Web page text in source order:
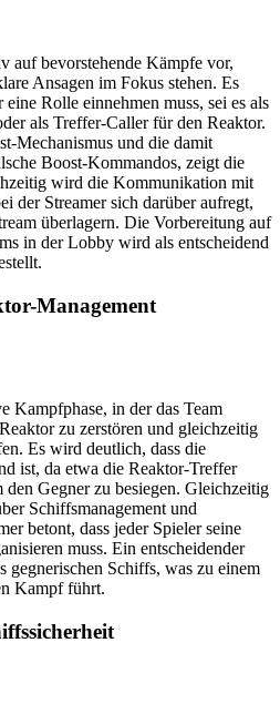
auf bevorstehende Kämpfe vor,
Ansagen im Fokus stehen. Es
Rolle einnehmen muss, sei es als
als Treffer-Caller für den Reaktor.
Mechanismus und die damit
Boost-Kommandos, zeigt die
wird die Kommunikation mit
der Streamer sich darüber aufregt,
überlagern. Die Vorbereitung auf
in der Lobby wird als entscheidend
Management
Kampfphase, in der das Team
zu zerstören und gleichzeitig
Es wird deutlich, dass die
ist, da etwa die Reaktor-Treffer
Gegner zu besiegen. Gleichzeitig
Schiffsmanagement und
betont, dass jeder Spieler seine
muss. Ein entscheidender
gegnerischen Schiffs, was zu einem
Kampf führt.